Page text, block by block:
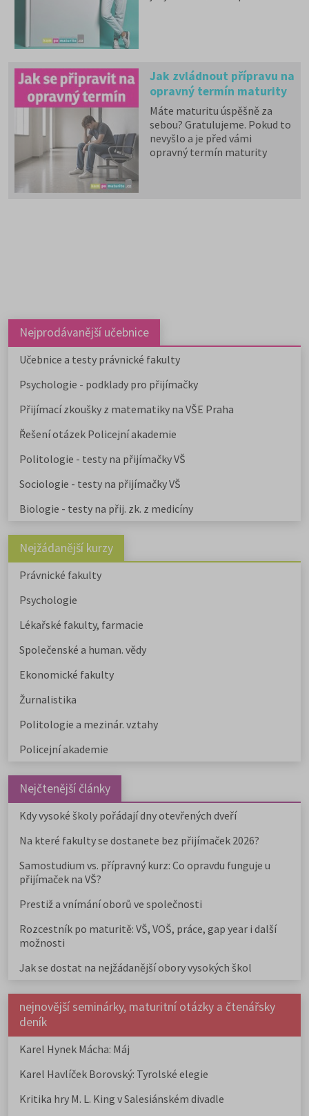
Jak zvládnout přípravu na
opravný termín maturity
nebo 2. kolo přijímaček
Máte maturitu úspěšně za
sebou? Gratulujeme. Pokud to
nevyšlo a je před vámi
opravný termín maturity
Nejprodávanější učebnice
Učebnice a testy právnické fakulty
Psychologie - podklady pro přijímačky
Přijímací zkoušky z matematiky na VŠE Praha
Řešení otázek Policejní akademie
Politologie - testy na přijímačky VŠ
Sociologie - testy na přijímačky VŠ
Biologie - testy na přij. zk. z medicíny
Nejžádanější kurzy
Právnické fakulty
Psychologie
Lékařské fakulty, farmacie
Společenské a human. vědy
Ekonomické fakulty
Žurnalistika
Politologie a mezinár. vztahy
Policejní akademie
Nejčtenější články
Kdy vysoké školy pořádají dny otevřených dveří
Na které fakulty se dostanete bez přijímaček 2026?
Samostudium vs. přípravný kurz: Co opravdu funguje u
přijímaček na VŠ?
Prestiž a vnímání oborů ve společnosti
Rozcestník po maturitě: VŠ, VOŠ, práce, gap year i další
možnosti
Jak se dostat na nejžádanější obory vysokých škol
nejnovější seminárky, maturitní otázky a čtenářsky
deník
Karel Hynek Mácha: Máj
Karel Havlíček Borovský: Tyrolské elegie
Kritika hry M. L. King v Salesiánském divadle